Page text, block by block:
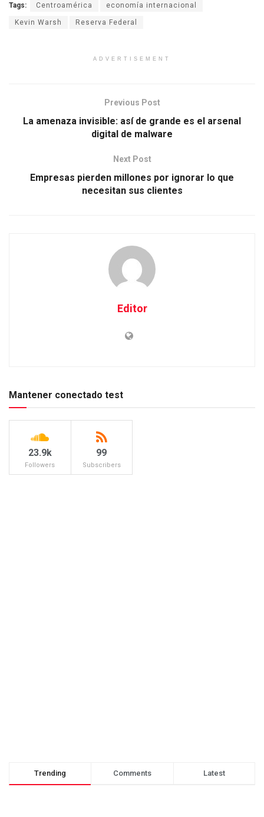
Tags: Centroamérica economía internacional
Kevin Warsh Reserva Federal
ADVERTISEMENT
Previous Post
La amenaza invisible: así de grande es el arsenal
digital de malware
Next Post
Empresas pierden millones por ignorar lo que
necesitan sus clientes
Editor
Mantener conectado test
23.9k
Followers
99
Subscribers
Trending Comments Latest